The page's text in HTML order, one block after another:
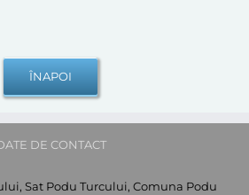
DE CONTACT
Sat Podu Turcului, Comuna Podu